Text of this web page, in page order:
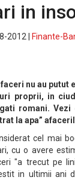
in
2012 |
Finante-
nu au putut
proprii, in
romani.
la apa”
cel mai
cu o avere
"a trecut pe
in ultimii ani